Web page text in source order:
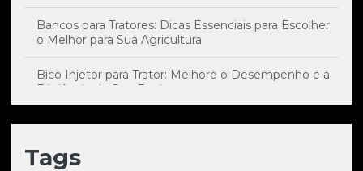
Bancos para Tratores: Dicas Essenciais para Escolher
o Melhor para Sua Agricultura
Bico Injetor para Trator: Melhore o Desempenho e a
Eficiência do Seu Equipamento
Bico Injetor: Impacto Essencial no Desempenho e
Tags